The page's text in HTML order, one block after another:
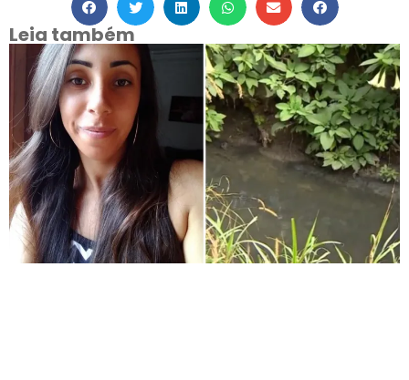
Leia também